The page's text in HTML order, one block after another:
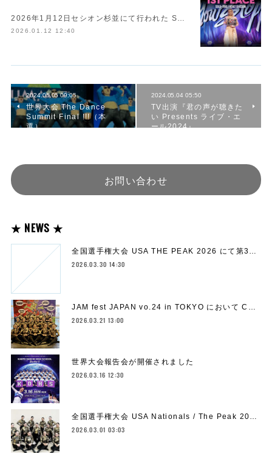
2026年1月12日セシオン杉並にて行われた S…
2026.01.12 12:40
2024.05.05 09:05
世界大会 The Dance
Summit Final !!!（本
選）
2024.05.04 05:50
TV出演『君の声が聴きた
い Presents ライブ・エ
ール2024』
お問い合わせ
★ NEWS ★
全国選手権大会 USA THE PEAK 2026 にて第3…
2026.03.30 14:30
JAM fest JAPAN vo.24 in TOKYO において C…
2026.03.21 13:00
世界大会報告会が開催されました
2026.03.16 12:30
全国選手権大会 USA Nationals / The Peak 20…
2026.03.01 03:03